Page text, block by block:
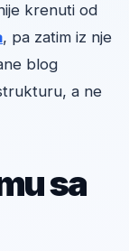
krenuti od
, pa zatim iz nje
blog
a ne
sa